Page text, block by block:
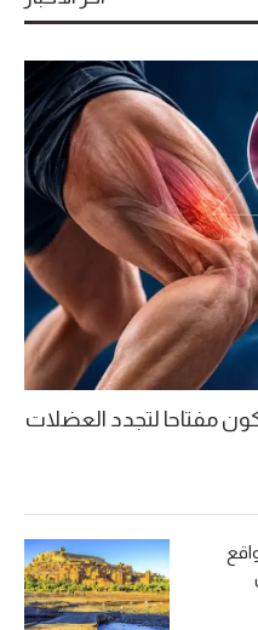
مفتاحا لتجدد العضلات